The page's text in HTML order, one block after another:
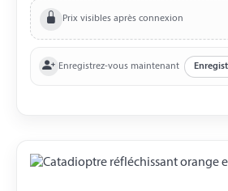
Prix visibles après connexion
Enregistrez-vous maintenant